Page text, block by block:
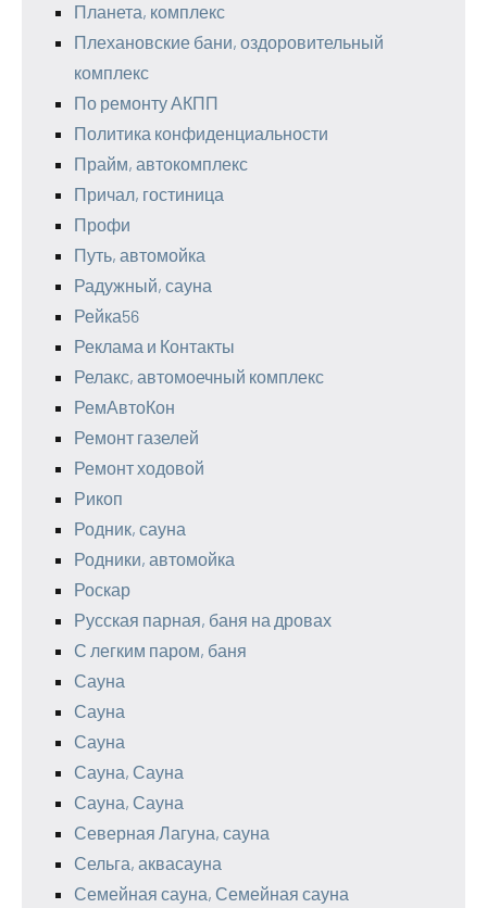
Планета, комплекс
Плехановские бани, оздоровительный
комплекс
По ремонту АКПП
Политика конфиденциальности
Прайм, автокомплекс
Причал, гостиница
Профи
Путь, автомойка
Радужный, сауна
Рейка56
Реклама и Контакты
Релакс, автомоечный комплекс
РемАвтоКон
Ремонт газелей
Ремонт ходовой
Рикоп
Родник, сауна
Родники, автомойка
Роскар
Русская парная, баня на дровах
С легким паром, баня
Сауна
Сауна
Сауна
Сауна, Сауна
Сауна, Сауна
Северная Лагуна, сауна
Сельга, аквасауна
Семейная сауна, Семейная сауна